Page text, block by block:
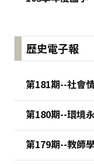
歷史電子報
第181期--社會
第180期--環境
第179期--教師